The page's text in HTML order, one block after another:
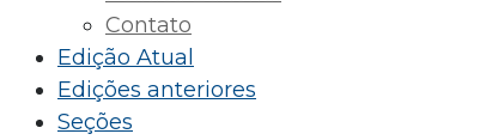
Contato
Edição Atual
Edições anteriores
Seções